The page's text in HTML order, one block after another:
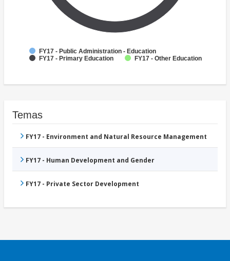
FY17 - Public Administration - Education
FY17 - Primary Education
FY17 - Other Education
Temas
FY17 - Environment and Natural Resource Management
FY17 - Human Development and Gender
FY17 - Private Sector Development